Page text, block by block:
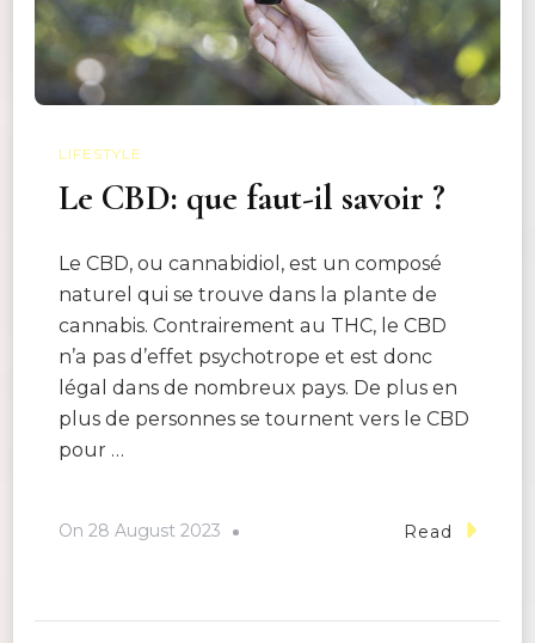
LIFESTYLE
Le CBD: que faut-il savoir ?
Le CBD, ou cannabidiol, est un composé
naturel qui se trouve dans la plante de
cannabis. Contrairement au THC, le CBD
n’a pas d’effet psychotrope et est donc
légal dans de nombreux pays. De plus en
plus de personnes se tournent vers le CBD
pour …
On 28 August 2023 Read